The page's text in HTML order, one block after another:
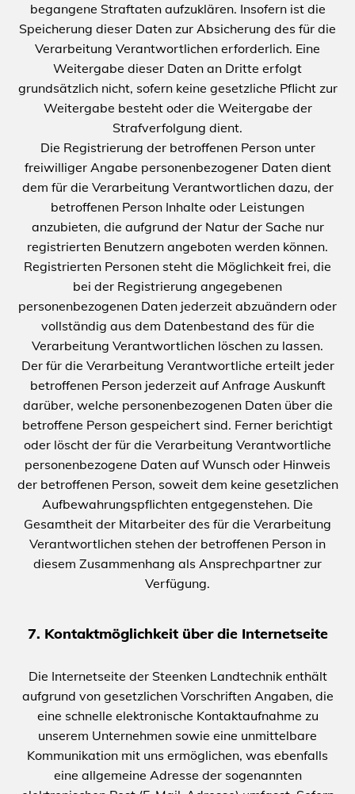
begangene Straftaten aufzuklären. Insofern ist die
Speicherung dieser Daten zur Absicherung des für die
Verarbeitung Verantwortlichen erforderlich. Eine
Weitergabe dieser Daten an Dritte erfolgt
grundsätzlich nicht, sofern keine gesetzliche Pflicht zur
Weitergabe besteht oder die Weitergabe der
Strafverfolgung dient.
Die Registrierung der betroffenen Person unter
freiwilliger Angabe personenbezogener Daten dient
dem für die Verarbeitung Verantwortlichen dazu, der
betroffenen Person Inhalte oder Leistungen
anzubieten, die aufgrund der Natur der Sache nur
registrierten Benutzern angeboten werden können.
Registrierten Personen steht die Möglichkeit frei, die
bei der Registrierung angegebenen
personenbezogenen Daten jederzeit abzuändern oder
vollständig aus dem Datenbestand des für die
Verarbeitung Verantwortlichen löschen zu lassen.
Der für die Verarbeitung Verantwortliche erteilt jeder
betroffenen Person jederzeit auf Anfrage Auskunft
darüber, welche personenbezogenen Daten über die
betroffene Person gespeichert sind. Ferner berichtigt
oder löscht der für die Verarbeitung Verantwortliche
personenbezogene Daten auf Wunsch oder Hinweis
der betroffenen Person, soweit dem keine gesetzlichen
Aufbewahrungspflichten entgegenstehen. Die
Gesamtheit der Mitarbeiter des für die Verarbeitung
Verantwortlichen stehen der betroffenen Person in
diesem Zusammenhang als Ansprechpartner zur
Verfügung.
7. Kontaktmöglichkeit über die Internetseite
Die Internetseite der Steenken Landtechnik enthält
aufgrund von gesetzlichen Vorschriften Angaben, die
eine schnelle elektronische Kontaktaufnahme zu
unserem Unternehmen sowie eine unmittelbare
Kommunikation mit uns ermöglichen, was ebenfalls
eine allgemeine Adresse der sogenannten